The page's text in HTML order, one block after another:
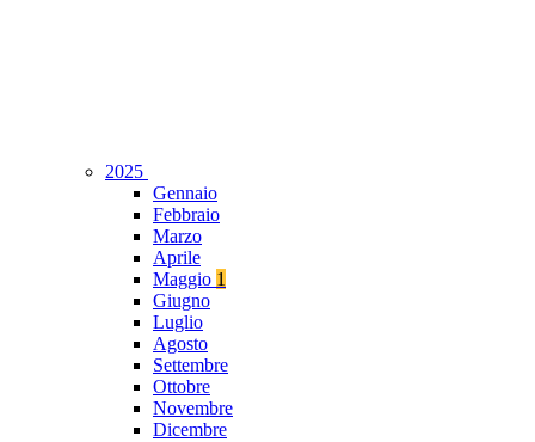
2025
Gennaio
Febbraio
Marzo
Aprile
Maggio 1
Giugno
Luglio
Agosto
Settembre
Ottobre
Novembre
Dicembre